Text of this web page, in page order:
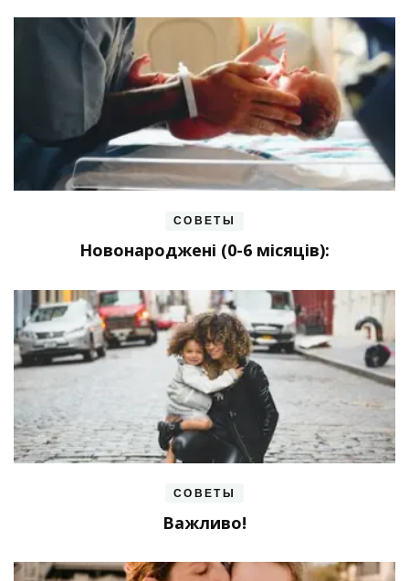
СОВЕТЫ
Новонароджені (0-6 місяців):
СОВЕТЫ
Важливо!